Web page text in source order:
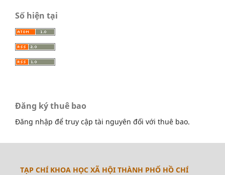
Số hiện tại
Đăng ký thuê bao
Đăng nhập để truy cập tài nguyên đối với thuê bao.
TẠP CHÍ KHOA HỌC XÃ HỘI THÀNH PHỐ HỒ CHÍ